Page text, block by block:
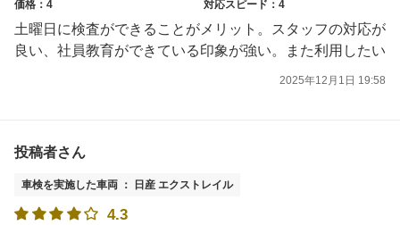
価格：4
対応スピード：4
土曜日に検査ができることがメリット。スタッフの対応が
良い、社員教育ができている印象が強い。また利用したい
2025年12月1日 19:58
投稿者さん
車検を実施した車両 ： 日産 エクストレイル
4.3